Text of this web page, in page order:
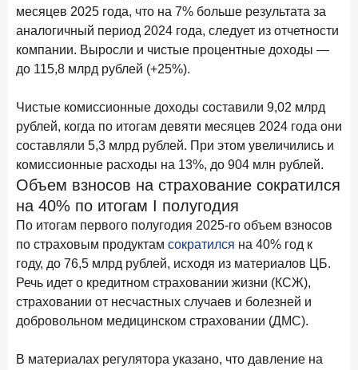
29 апреля 2026 года ИССЛЕДОВАНИЕ
Конкуренция на рынке инвестиционно-страховых
продуктов усиливается
28 апреля 2026 года
Привязанность побеждает ставку? Как выбирают банк
для сбережений в 2026 году
27 апреля 2026 года ИССЛЕДОВАНИЕ
Банки скорректировали доходность вкладов после
снижения ключевой ставки до 14,5%
Цифра дня
Средний срок ипотечных кредитов в России
24,9лет
-0,74
год к году
Frank Data. Ипотека Поделиться
24 апреля 2026 года ИССЛЕДОВАНИЕ
месяцев 2025 года, что на 7% больше результата за
аналогичный период 2024 года, следует из отчетности
компании. Выросли и чистые процентные доходы —
до 115,8 млрд рублей (+25%).
Чистые комиссионные доходы составили 9,02 млрд
рублей, когда по итогам девяти месяцев 2024 года они
составляли 5,3 млрд рублей. При этом увеличились и
комиссионные расходы на 13%, до 904 млн рублей.
Объем взносов на страхование сократился
на 40% по итогам I полугодия
По итогам первого полугодия 2025-го объем взносов
по страховым продуктам сократился на 40% год к
году, до 76,5 млрд рублей, исходя из материалов ЦБ.
Речь идет о кредитном страховании жизни (КСЖ),
страховании от несчастных случаев и болезней и
добровольном медицинском страховании (ДМС).
В материалах регулятора указано, что давление на